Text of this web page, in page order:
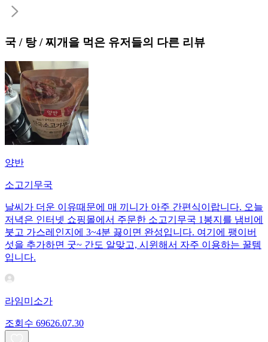
국 / 탕 / 찌개 을 먹은 유저들의 다른 리뷰
양반
소고기무국
날씨가 더운 이유때문에 매 끼니가 아주 간편식이랍니다. 오늘
저녁은 인터넷 쇼핑몰에서 주문한 소고기무국 1봉지를 냄비에
붓고 가스레인지에 3~4분 끓이면 완성입니다. 여기에 팽이버
섯을 추가하면 굿~ 간도 알맞고, 시윈해서 자주 이용하는 꿀템
입니다.
라임미소가
조회수 69626.07.30